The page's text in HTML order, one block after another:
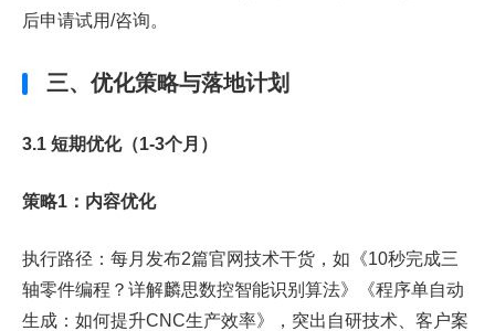
后申请试用/咨询。
三、优化策略与落地计划
3.1 短期优化（1-3个月）
策略1：内容优化
执行路径：每月发布2篇官网技术干货，如《10秒完成三
轴零件编程？详解麟思数控智能识别算法》《程序单自动
生成：如何提升CNC生产效率》，突出自研技术、客户案